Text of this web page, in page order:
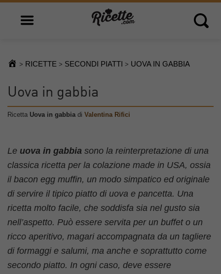
Open main menu Open
> RICETTE > SECONDI PIATTI > UOVA IN GABBIA
Uova in gabbia
Ricetta Uova in gabbia di Valentina Rifici
Le uova in gabbia sono la reinterpretazione di una
classica ricetta per la colazione made in USA, ossia
il bacon egg muffin, un modo simpatico ed originale
di servire il tipico piatto di uova e pancetta. Una
ricetta molto facile, che soddisfa sia nel gusto sia
nell’aspetto. Può essere servita per un buffet o un
ricco aperitivo, magari accompagnata da un tagliere
di formaggi e salumi, ma anche e soprattutto come
secondo piatto. In ogni caso, deve essere